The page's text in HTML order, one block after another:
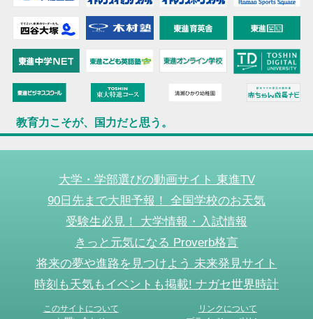
教育力こそが、国力だと思う。
大学・学部選びの動画サイト 東進TV
90日先まで大胆予報！ 全国学校のお天気
受験生必見！ 大学情報・入試情報
きっと元気になる Proverb格言
将来の夢や進路を見つけよう 未来発見サイト
時刻も天気もイベントも掲載! ナガセ世界時計
このサイトについて
リンクについて